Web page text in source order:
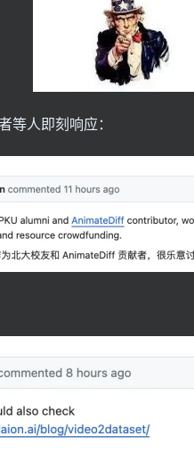
人即刻响应：